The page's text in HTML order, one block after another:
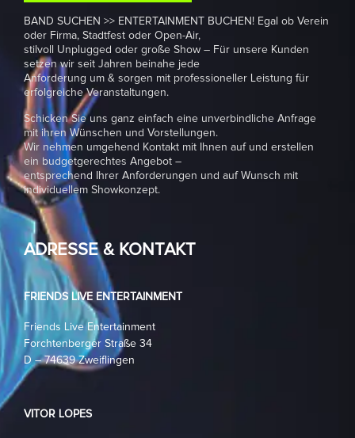
DOWNLOADS
KONTAKT
IMPRESSUM
BAND SUCHEN >> ENTERTAINMENT BUCHEN! Egal ob Verein
oder Firma, Stadtfest oder Open-Air,
stilvoll Unplugged oder große Show – Für unsere Kunden
setzen wir seit Jahren beinahe jede
Anforderung um & sorgen mit professioneller Leistung für
erfolgreiche Veranstaltungen.
Schicken Sie uns ganz einfach eine unverbindliche Anfrage
mit ihren Wünschen und Vorstellungen.
Wir nehmen umgehend Kontakt mit Ihnen auf und erstellen
ein budgetgerechtes Angebot –
entsprechend Ihrer Anforderungen und auf Wunsch mit
individuellem Showkonzept.
ADRESSE & KONTAKT
FRIENDS LIVE ENTERTAINMENT
Friends Live Entertainment
Forchtenberger Straße 34
D – 74639 Zweiflingen
VITOR LOPES